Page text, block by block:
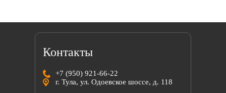
Контакты
+7 (950) 921-66-22
г. Тула, ул. Одоевское шоссе, д. 118